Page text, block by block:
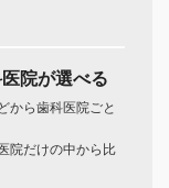
院が選べる
から歯科医院ごと
院だけの中から比